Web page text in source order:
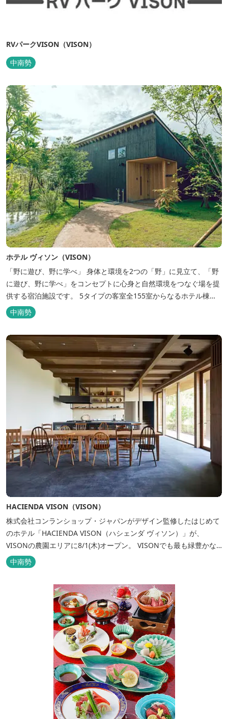
RVパークVISON（VISON）
中南勢
ホテル ヴィソン（VISON）
「野に遊び、野に学べ」 身体と環境を2つの「野」に見立て、「野
に遊び、野に学べ」をコンセプトに心身と自然環境をつなぐ場を提
供する宿泊施設です。 5タイプの客室全155室からなるホテル棟
と、プライベートな滞在が楽しめる一棟独立型のヴィラ6棟がござ
います。
中南勢
HACIENDA VISON（VISON）
株式会社コンランショップ・ジャパンがデザイン監修したはじめて
のホテル「HACIENDA VISON（ハシェンダ ヴィソン）」が、
VISONの農園エリアに8/1(木)オープン。 VISONでも最も緑豊かな
農園エリアに建つHACIENDA VISON。 ホテル名
の“HACIENDA”は、スペイン語で荘園の主の館を...
中南勢